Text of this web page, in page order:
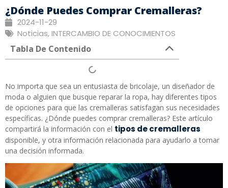
¿Dónde Puedes Comprar Cremalleras?
2024-11-29
Noticias,INTERCAMBIO DE CONOCIMIENTOS
Tabla De Contenido
No importa que sea un entusiasta de bricolaje, un diseñador de
moda o alguien que busque reparar la ropa, hay diferentes tipos
de opciones para que las cremalleras satisfagan sus necesidades
específicas. ¿Dónde puedes comprar cremalleras? Este artículo
compartirá la información con el tipos de cremalleras
disponible, y otra información relacionada para ayudarlo a tomar
una decisión informada.